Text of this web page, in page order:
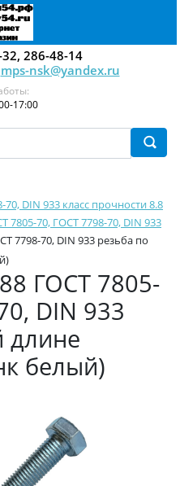
286-48-14
mps-nsk@yandex.ru
17:00
DIN 933 класс прочности 8.8
7805-70, ГОСТ 7798-70, DIN 933
7798-70, DIN 933 резьба по
ГОСТ 7805-
DIN 933
длине
белый)